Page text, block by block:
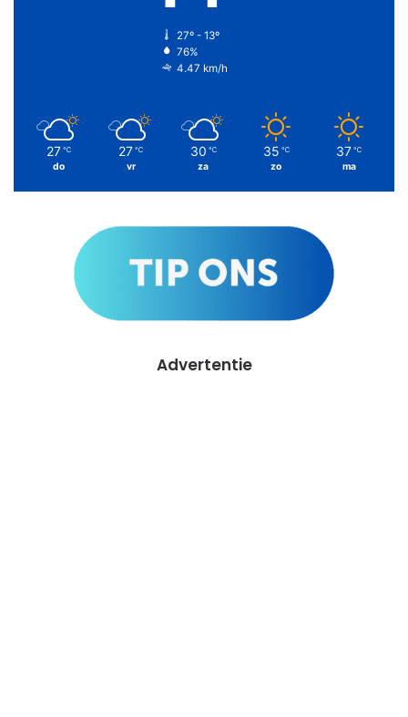
27º - 13º
76%
4.47 km/h
27 ℃
do
27 ℃
vr
30 ℃
za
35 ℃
zo
37 ℃
ma
Advertentie